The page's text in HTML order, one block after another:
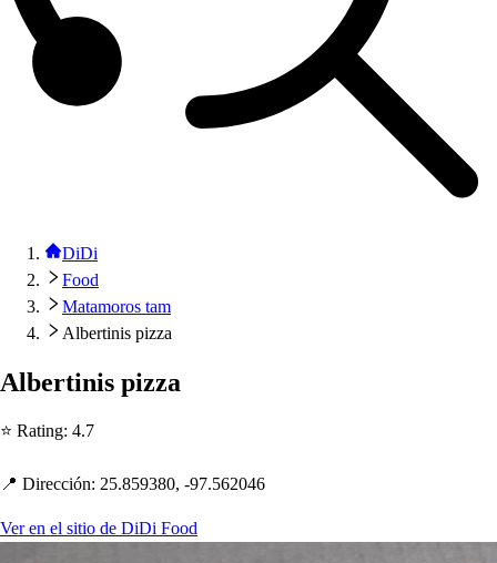
DiDi
Food
Matamoros tam
Albertinis pizza
Albertinis pizza
⭐ Rating: 4.7
📍 Dirección: 25.859380, -97.562046
Ver en el sitio de DiDi Food